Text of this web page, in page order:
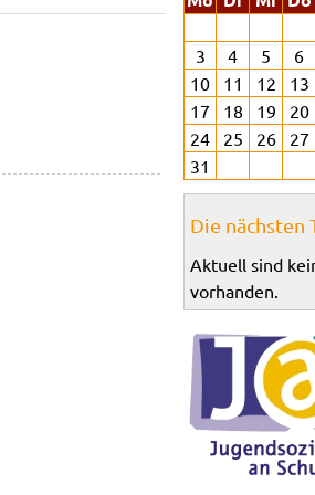
3
4 5 6
10
11 12 13
17
18 19 20
24
25 26 27
31
Die nächsten
Aktuell sind
vorhanden.